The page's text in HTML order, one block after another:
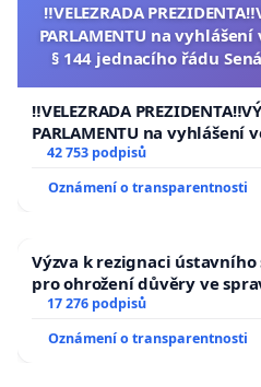
‼️VELEZRADA
PARLAMENTU na
§ 144 jednacího řádu
‼️VELEZRADA
PARLAMENTU na vyhlášení
144 jednacího řádu Senátu
usnesení k podání ústavní
republiky
42 753 podpisů
Oznámení o transparentnosti
Výzva k rezignaci ústavního
pro ohrožení důvěry ve
17 276 podpisů
Oznámení o transparentnosti